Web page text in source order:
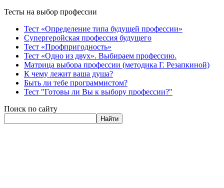
Тесты на выбор профессии
Тест «Определение типа будущей профессии»
Супергеройская профессия будущего
Тест «Профпригодность»
Тест «Одно из двух». Выбираем профессию.
Матрица выбора профессии (методика Г. Резапкиной)
К чему лежит ваша душа?
Быть ли тебе программистом?
Тест "Готовы ли Вы к выбору профессии?"
Поиск по сайту
Найти